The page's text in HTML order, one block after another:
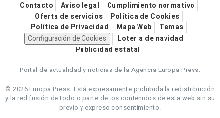
Contacto Aviso legal
Cumplimiento normativo
Oferta de servicios
Política de Cookies
Política de Privacidad
Mapa Web
Temas
Configuración de Cookies
Loteria de navidad
Publicidad estatal
Portal de actualidad y noticias de la Agencia Europa Press.
© 2026 Europa Press. Está expresamente prohibida la redistribución
y la redifusión de todo o parte de los contenidos de esta web sin su
previo y expreso consentimiento.